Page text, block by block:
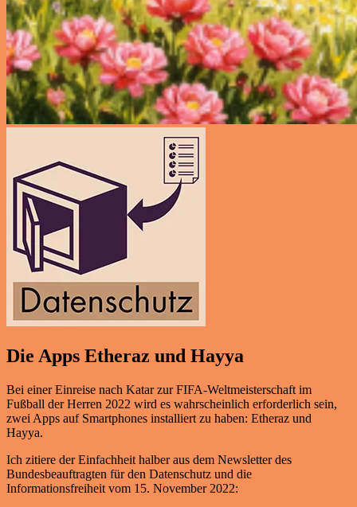
Die Apps Etheraz und Hayya
Bei einer Einreise nach Katar zur FIFA-Weltmeisterschaft im
Fußball der Herren 2022 wird es wahrscheinlich erforderlich sein,
zwei Apps auf Smartphones installiert zu haben: Etheraz und
Hayya.
Ich zitiere der Einfachheit halber aus dem Newsletter des
Bundesbeauftragten für den Datenschutz und die
Informationsfreiheit vom 15. November 2022: